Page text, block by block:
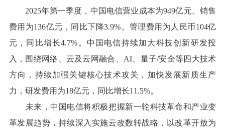
2025年第一季度，中国电信营业成本为949亿元。销售
费用为136亿元，同比下降3.9%。管理费用为人民币104亿
元，同比增长4.7%。中国电信持续加大科技创新研发投
入，围绕网络、云及云网融合、AI、量子/安全等四大技术
方向，持续加强关键核心技术攻关，加快发展新质生产
力，研发费用为18亿元，同比增长11.5%。
未来，中国电信将积极把握新一轮科技革命和产业变
革发展趋势，持续深入实施云改数转战略，以改革开放为